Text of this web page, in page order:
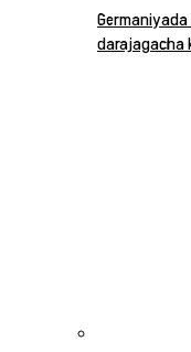
darajagacha